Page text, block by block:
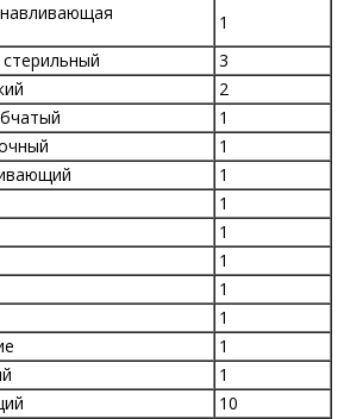
1
3
2
1
1
1
1
1
1
1
1
1
1
10